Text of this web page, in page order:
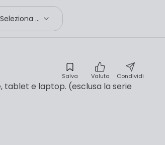
Seleziona città
Salva Valuta Condividi
tablet e laptop. (esclusa la serie